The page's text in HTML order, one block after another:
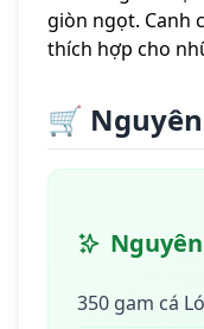
giòn ngọt. Canh
thích hợp cho
🛒
350 gam cá